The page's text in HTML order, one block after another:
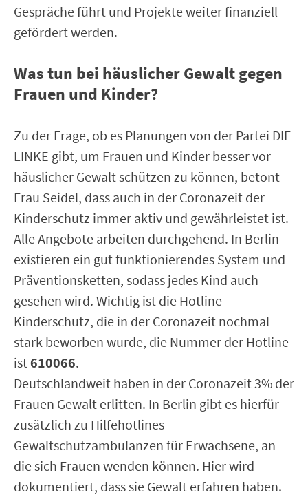
Gespräche führt und Projekte weiter finanziell
gefördert werden.
Was tun bei häuslicher Gewalt gegen
Frauen und Kinder?
Zu der Frage, ob es Planungen von der Partei DIE
LINKE gibt, um Frauen und Kinder besser vor
häuslicher Gewalt schützen zu können, betont
Frau Seidel, dass auch in der Coronazeit der
Kinderschutz immer aktiv und gewährleistet ist.
Alle Angebote arbeiten durchgehend. In Berlin
existieren ein gut funktionierendes System und
Präventionsketten, sodass jedes Kind auch
gesehen wird. Wichtig ist die Hotline
Kinderschutz, die in der Coronazeit nochmal
stark beworben wurde, die Nummer der Hotline
ist610066.
Deutschlandweit haben in der Coronazeit 3% der
Frauen Gewalt erlitten. In Berlin gibt es hierfür
zusätzlich zu Hilfehotlines
Gewaltschutzambulanzen für Erwachsene, an
die sich Frauen wenden können. Hier wird
dokumentiert, dass sie Gewalt erfahren haben.